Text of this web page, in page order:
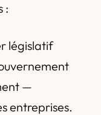
:
législatif
—
entreprises.